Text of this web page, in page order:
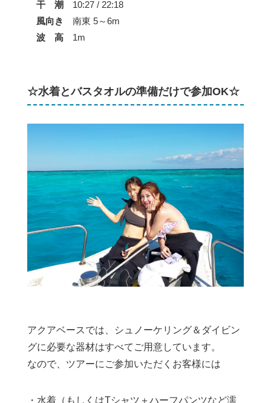
干 潮
10:27 / 22:18
風向き
南東 5～6m
波 高
1m
☆水着とバスタオルの準備だけで参加OK☆
アクアベースでは、シュノーケリング＆ダイビン
グに必要な器材はすべてご用意しています。
なので、ツアーにご参加いただくお客様には
・水着（もしくはTシャツ＋ハーフパンツなど濡